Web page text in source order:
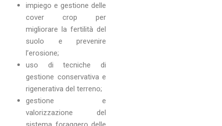
impiego e gestione delle
cover crop per
migliorare la fertilità del
suolo e prevenire
l’erosione;
uso di tecniche di
gestione conservativa e
rigenerativa del terreno;
gestione e
valorizzazione del